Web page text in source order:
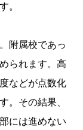
。
附属校であっ
られます。高
などが点数化
。その結果、
には進めない